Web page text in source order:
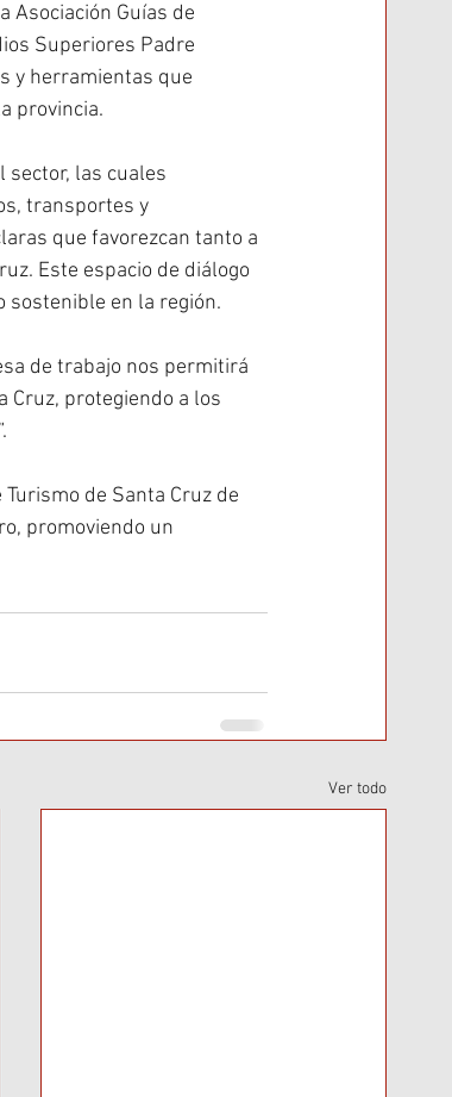
Asociación Guías de
Superiores Padre
y herramientas que
provincia.
las cuales
transportes y
que favorezcan tanto a
Este espacio de diálogo
en la región.
de trabajo nos permitirá
Cruz, protegiendo a los
de Santa Cruz de
promoviendo un
Ver todo